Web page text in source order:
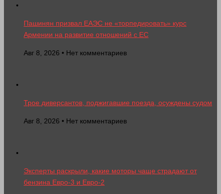
Пашинян призвал ЕАЭС не «торпедировать» курс
Армении на развитие отношений с ЕС
Авг 8, 2026 • Нет комментариев
Трое диверсантов, поджигавшие поезда, осуждены судом
Авг 8, 2026 • Нет комментариев
Эксперты раскрыли, какие моторы чаще страдают от
бензина Евро-3 и Евро-2